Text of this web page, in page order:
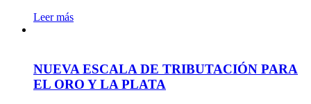
Leer más
NUEVA ESCALA DE TRIBUTACIÓN PARA
EL ORO Y LA PLATA